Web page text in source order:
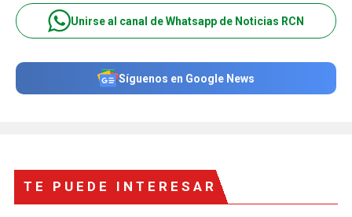
Unirse al canal de Whatsapp de Noticias RCN
Síguenos en Google News
TE PUEDE INTERESAR